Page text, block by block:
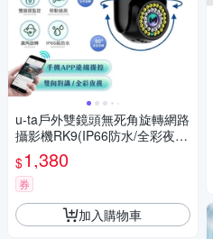
u-ta戶外雙鏡頭無死角旋轉網路
攝影機RK9(IP66防水/全彩夜
視/1080P)【搭贈5米線】
$1,380
券
加入購物車